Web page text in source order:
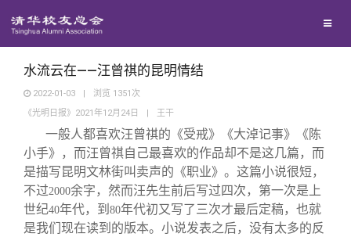
西南联大校友会
回馈母校
捐赠项目
捐赠新闻
媒体平台
《清华校友通讯》
百年清华
水流云在——汪曾祺的昆明情结
2022-01-03 | 浏览 1351 次
《光明日报》2021年12月24日
| 王干
一般人都喜欢汪曾祺的《受戒》《大淖记事》《陈
小手》，而汪曾祺自己最喜欢的作品却不是这几篇，而
是描写昆明文林街叫卖声的《职业》。这篇小说很短，
不过2000余字，然而汪先生前后写过四次，第一次是上
世纪40年代，到 80年代初又写了三次才最后定稿，也就
是我们现在读到的版本。小说发表之后，没有太多的反